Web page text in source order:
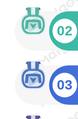
02
03